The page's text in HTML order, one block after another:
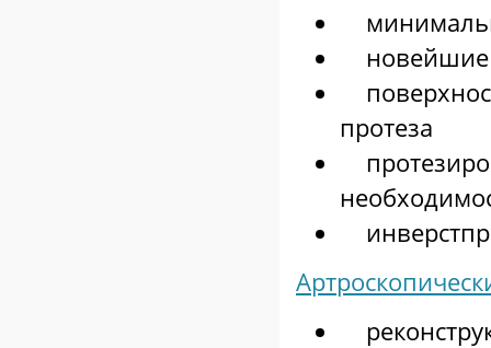
новейшие
протеза